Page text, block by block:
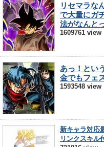
リセマラな
で大量にガ
法がなんと
1609761 view
あっ！とい
金でもフェ
1593548 view
新キャラ対応
リンクスキル